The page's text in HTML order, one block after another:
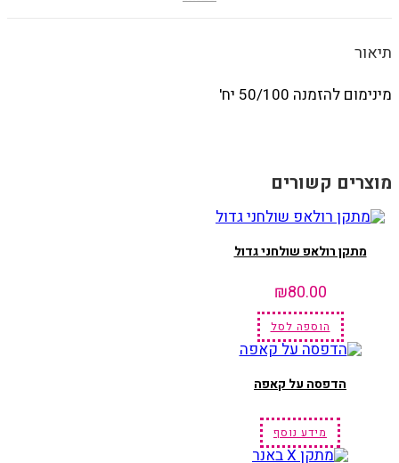
תיאור
מינימום להזמנה 50/100 יח'
מוצרים קשורים
מתקן רולאפ שולחני גדול
₪80.00
הוספה לסל
הדפסה על קאפה
מידע נוסף